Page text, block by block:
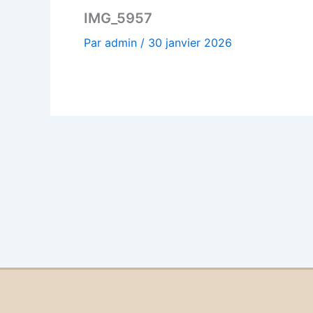
IMG_5957
Par admin / 30 janvier 2026